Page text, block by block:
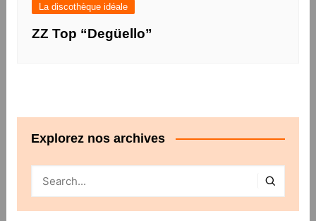
La discothèque idéale
ZZ Top “Degüello”
Explorez nos archives